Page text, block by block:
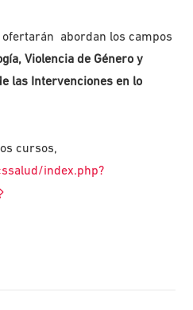
ofertarán abordan los campos
Violencia de Género y
las Intervenciones en lo
cursos,
index.php?